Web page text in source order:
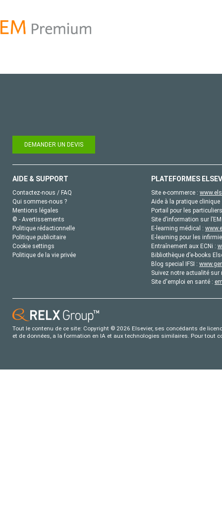
DEMANDER UN DEVIS
AIDE & SUPPORT
Contactez-nous / FAQ
Qui sommes-nous ?
Mentions légales
© - Avertissements
Politique rédactionnelle
Politique publicitaire
Cookie settings
Politique de la vie privée
PLATEFORMES
Site e-commerce :
Aide à la pratique
Portail pour les
Site d’information sur
E-learning médical :
E-learning pour les
Entraînement aux ECNi :
Bibliothèque d’e-books
Blog special IFSI :
Suivez notre actualité sur
Site d'emploi en santé :
Tout le contenu de ce site: Copyright © 2026 Elsevier, ses concédants de
et de données, a la formation en IA et aux technologies similaires. Pour tout